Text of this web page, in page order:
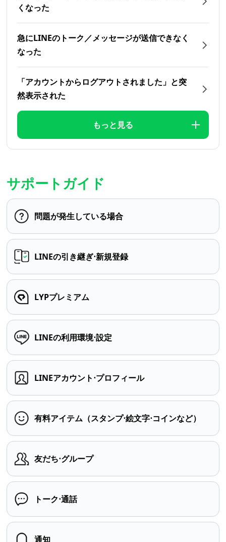
くなった
急にLINEのトーク／メッセージが送信できなく
なった
「アカウントからログアウトされました」と突
然表示された
もっと見る
サポートガイド
問題が発生している場合
LINEの引き継ぎ⋅新規登録
LYPプレミアム
LINEの利用環境⋅設定
LINEアカウント⋅プロフィール
有料アイテム（スタンプ⋅絵文字⋅コインなど）
友だち⋅グループ
トーク⋅通話
通知